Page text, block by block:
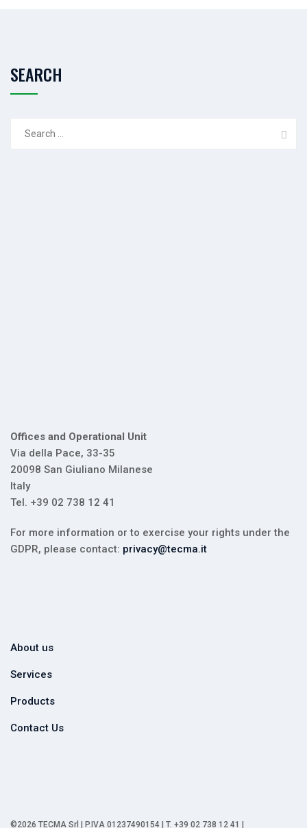
SEARCH
Offices and Operational Unit
Via della Pace, 33-35
20098 San Giuliano Milanese
Italy
Tel. +39 02 738 12 41
For more information or to exercise your rights under the
GDPR, please contact: privacy@tecma.it
About us
Services
Products
Contact Us
©2026 TECMA Srl | P.IVA 01237490154 | T. +39 02 738 12 41 |